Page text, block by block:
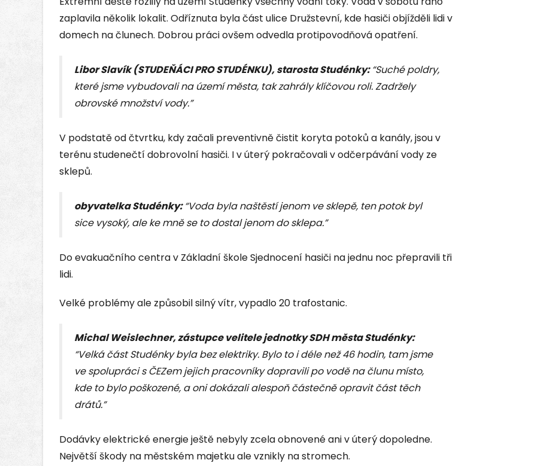
zaplavila několik lokalit. Odříznuta byla část ulice Družstevní, kde hasiči objížděli lidi v
domech na člunech. Dobrou práci ovšem odvedla protipovodňová opatření.
Libor Slavík (STUDEŇÁCI PRO STUDÉNKU), starosta Studénky:“Suché poldry,
které jsme vybudovali na území města, tak zahrály klíčovou roli. Zadržely
obrovské množství vody.”
V podstatě od čtvrtku, kdy začali preventivně čistit koryta potoků a kanály, jsou v
terénu studenečtí dobrovolní hasiči. I v úterý pokračovali v odčerpávání vody ze
sklepů.
obyvatelka Studénky:“Voda byla naštěstí jenom ve sklepě, ten potok byl
sice vysoký, ale ke mně se to dostal jenom do sklepa.”
Do evakuačního centra v Základní škole Sjednocení hasiči na jednu noc přepravili tři
lidi.
Velké problémy ale způsobil silný vítr, vypadlo 20 trafostanic.
Michal Weislechner, zástupce velitele jednotky SDH města Studénky:
“Velká část Studénky byla bez elektriky. Bylo to i déle než 46 hodin, tam jsme
ve spolupráci s ČEZem jejich pracovníky dopravili po vodě na člunu místo,
kde to bylo poškozené, a oni dokázali alespoň částečně opravit část těch
drátů.”
Dodávky elektrické energie ještě nebyly zcela obnovené ani v úterý dopoledne.
Největší škody na městském majetku ale vznikly na stromech.